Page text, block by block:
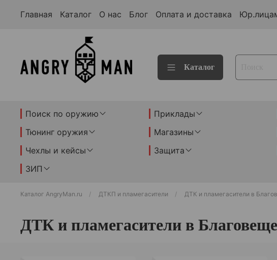
Главная Каталог О нас Блог Оплата и доставка
Каталог
Поиск по оружию Приклады
Тюнинг оружия
Магазины
Чехлы и кейсы
Защита
ЗИП
Каталог AngryMan.ru ДТКП и пламегасители ДТК и пламегасители в
ДТК и пламегасители в